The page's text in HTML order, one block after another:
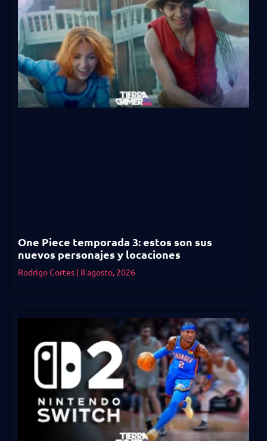
One Piece temporada 3: estos son sus
nuevos personajes y locaciones
Rodrigo Cortes 8 agosto, 2026